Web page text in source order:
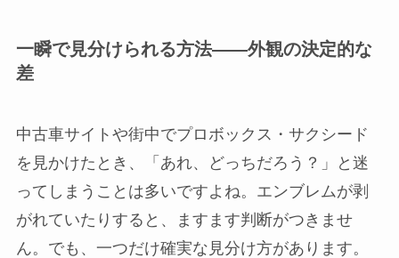
一瞬で見分けられる方法——外観の決定的な
差
中古車サイトや街中でプロボックス・サクシード
を見かけたとき、「あれ、どっちだろう？」と迷
ってしまうことは多いですよね。エンブレムが剥
がれていたりすると、ますます判断がつきませ
ん。でも、一つだけ確実な見分け方があります。